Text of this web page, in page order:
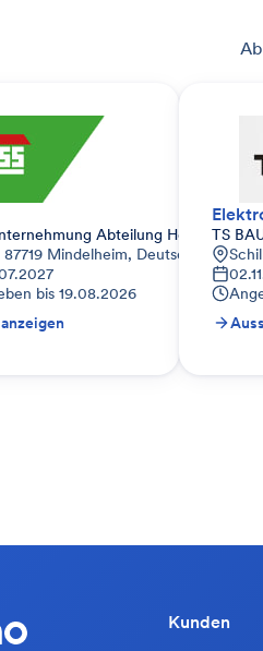
Abteilung Hochbau
87719 Mindelheim, Deutschland
bis 19.08.2026
TS
Kunden